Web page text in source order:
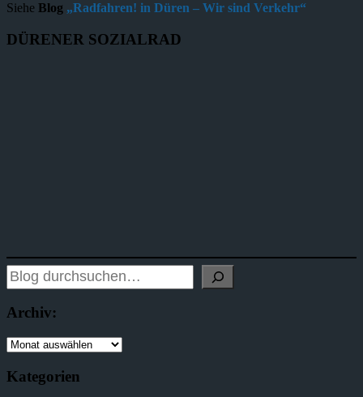
Siehe Blog „Radfahren! in Düren – Wir sind Verkehr“
DÜRENER SOZIALRAD
Archiv:
Kategorien